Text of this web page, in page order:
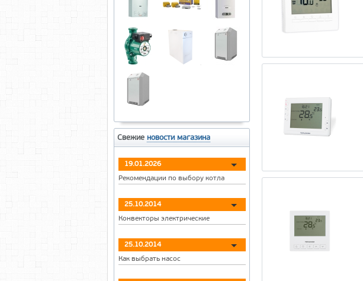
Свежие новости магазина
19.01.2026
Рекомендации по выбору котла
25.10.2014
Конвекторы электрические
25.10.2014
Как выбрать насос